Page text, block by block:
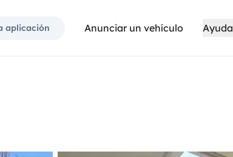
aplicación Anunciar un vehículo Ayuda